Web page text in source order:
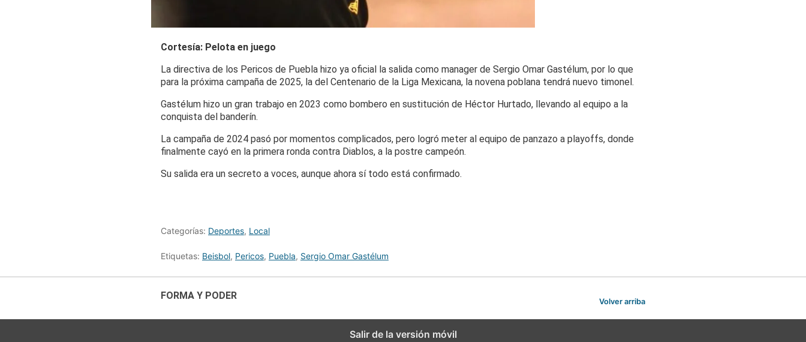
Cortesía: Pelota en juego
La directiva de los Pericos de Puebla hizo ya oficial la salida como manager de Sergio Omar Gastélum, por lo que
para la próxima campaña de 2025, la del Centenario de la Liga Mexicana, la novena poblana tendrá nuevo timonel.
Gastélum hizo un gran trabajo en 2023 como bombero en sustitución de Héctor Hurtado, llevando al equipo a la
conquista del banderín.
La campaña de 2024 pasó por momentos complicados, pero logró meter al equipo de panzazo a playoffs, donde
finalmente cayó en la primera ronda contra Diablos, a la postre campeón.
Su salida era un secreto a voces, aunque ahora sí todo está confirmado.
Categorías: Deportes, Local
Etiquetas: Beisbol, Pericos, Puebla, Sergio Omar Gastélum
FORMA Y PODER
Volver arriba
Salir de la versión móvil